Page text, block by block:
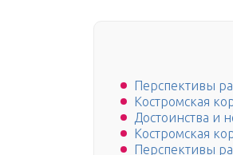
Перспективы
Костромская
Достоинства и
Костромская
Перспективы